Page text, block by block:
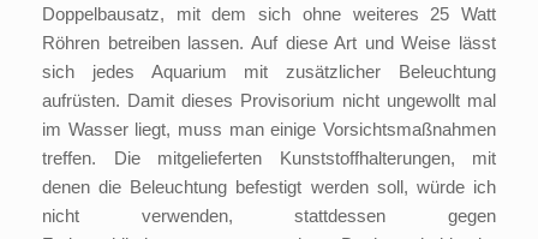
Doppelbausatz, mit dem sich ohne weiteres 25 Watt
Röhren betreiben lassen. Auf diese Art und Weise lässt
sich jedes Aquarium mit zusätzlicher Beleuchtung
aufrüsten. Damit dieses Provisorium nicht ungewollt mal
im Wasser liegt, muss man einige Vorsichtsmaßnahmen
treffen. Die mitgelieferten Kunststoffhalterungen, mit
denen die Beleuchtung befestigt werden soll, würde ich
nicht verwenden, stattdessen gegen